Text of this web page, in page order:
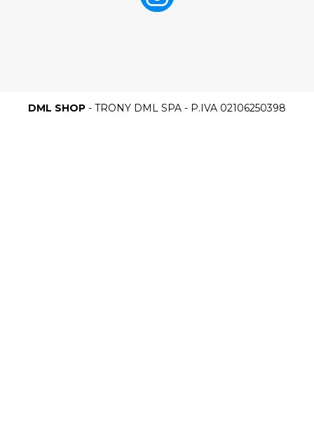
DML SHOP - TRONY DML SPA - P.IVA 02106250398